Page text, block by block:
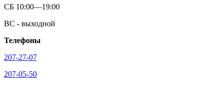
СБ 10:00—19:00
ВС - выходной
Телефоны
207-27-07
207-05-50